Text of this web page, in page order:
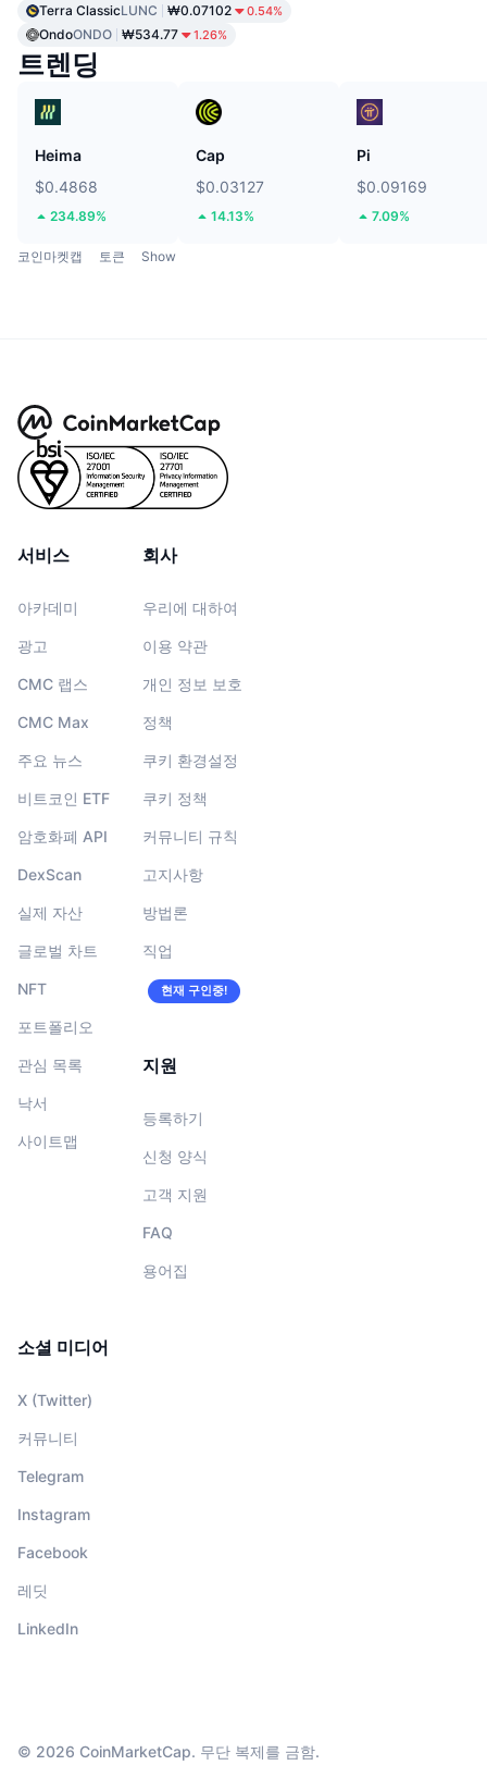
Terra ClassicLUNC ₩0.07102 0.54%
OndoONDO ₩534.77 1.26%
트렌딩
Heima
$0.4868
234.89%
Cap
$0.03127
14.13%
Pi
$0.09169
7.09%
코인마켓캡 토큰 Show
서비스
아카데미
광고
CMC 랩스
CMC Max
주요 뉴스
비트코인 ETF
암호화폐 API
DexScan
실제 자산
글로벌 차트
NFT
포트폴리오
관심 목록
낙서
사이트맵
회사
우리에 대하여
이용 약관
개인 정보 보호
정책
쿠키 환경설정
쿠키 정책
커뮤니티 규칙
고지사항
방법론
직업
현재 구인중!
지원
등록하기
신청 양식
고객 지원
FAQ
용어집
소셜 미디어
X (Twitter)
커뮤니티
Telegram
Instagram
Facebook
레딧
LinkedIn
© 2026 CoinMarketCap. 무단 복제를 금함.